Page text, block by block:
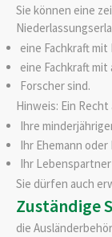
Sie können eine
eine Fachkraft
eine Fachkraft
Forscher sind.
Hinweis: Ein
Ihre
Ihr Ehemann
Ihr
Sie dürfen auch
Zuständige
die